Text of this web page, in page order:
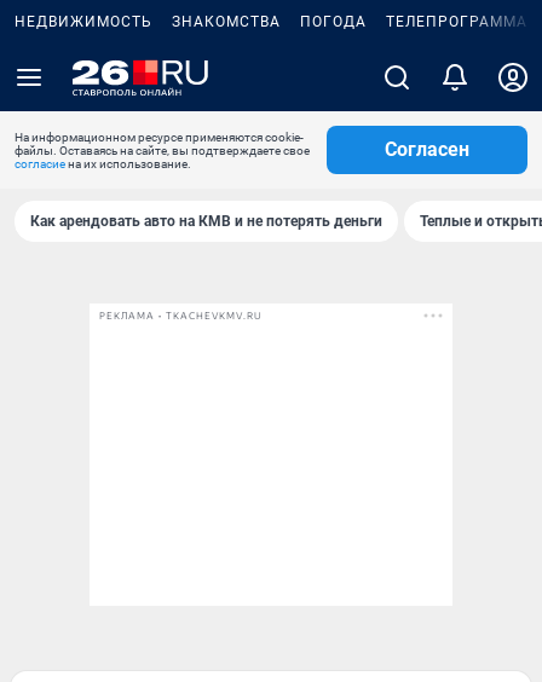
НЕДВИЖИМОСТЬ ЗНАКОМСТВА ПОГОДА ТЕЛЕПРОГРАММА
На информационном ресурсе применяются cookie-
файлы. Оставаясь на сайте, вы подтверждаете свое
согласиена их использование.
Согласен
Как арендовать авто на КМВ и не потерять деньги Теплые и
РЕКЛАМА • TKACHEVKMV.RU